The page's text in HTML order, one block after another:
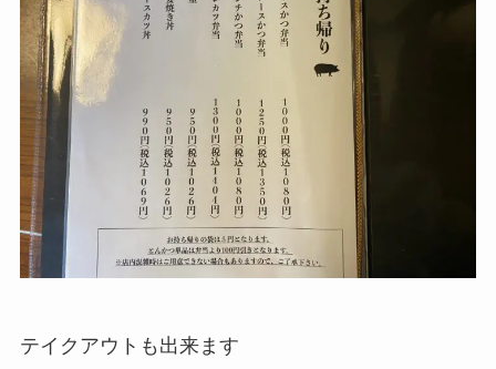
テイクアウトも出来ます